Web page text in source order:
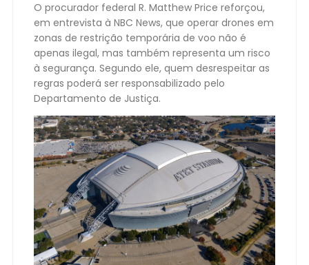
O procurador federal R. Matthew Price reforçou,
em entrevista à NBC News, que operar drones em
zonas de restrição temporária de voo não é
apenas ilegal, mas também representa um risco
à segurança. Segundo ele, quem desrespeitar as
regras poderá ser responsabilizado pelo
Departamento de Justiça.